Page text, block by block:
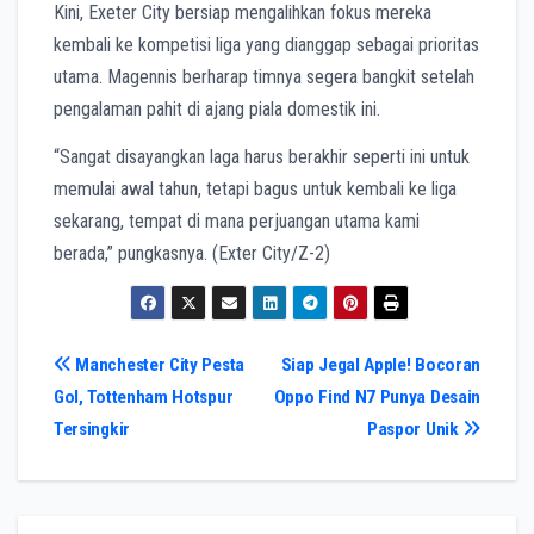
Kini, Exeter City bersiap mengalihkan fokus mereka
kembali ke kompetisi liga yang dianggap sebagai prioritas
utama. Magennis berharap timnya segera bangkit setelah
pengalaman pahit di ajang piala domestik ini.
“Sangat disayangkan laga harus berakhir seperti ini untuk
memulai awal tahun, tetapi bagus untuk kembali ke liga
sekarang, tempat di mana perjuangan utama kami
berada,” pungkasnya. (Exter City/Z-2)
Navigasi
pos
Siap Jegal Apple! Bocoran
Oppo Find N7 Punya Desain
Paspor Unik
Manchester City Pesta
Gol, Tottenham Hotspur
Tersingkir